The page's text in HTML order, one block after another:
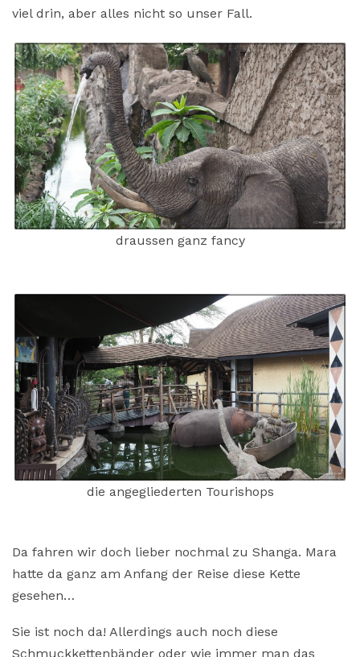
viel drin, aber alles nicht so unser Fall.
draussen ganz fancy
die angegliederten Tourishops
Da fahren wir doch lieber nochmal zu Shanga. Mara
hatte da ganz am Anfang der Reise diese Kette
gesehen…
Sie ist noch da! Allerdings auch noch diese
Schmuckkettenbänder oder wie immer man das